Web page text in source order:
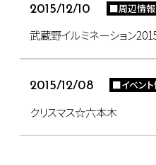
2015/12/10 ■周辺情
武蔵野イルミネーション
2015/12/08 ■イベン
クリスマス☆六本木